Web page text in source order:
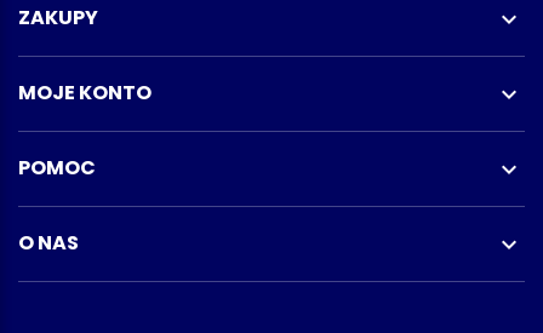
ZAKUPY 
MOJE KONTO 
POMOC 
O NAS 